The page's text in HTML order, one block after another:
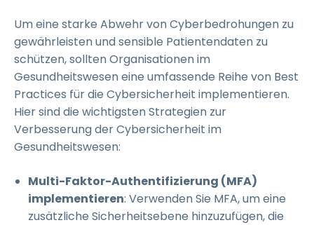
Um eine starke Abwehr von Cyberbedrohungen zu
gewährleisten und sensible Patientendaten zu
schützen, sollten Organisationen im
Gesundheitswesen eine umfassende Reihe von Best
Practices für die Cybersicherheit implementieren.
Hier sind die wichtigsten Strategien zur
Verbesserung der Cybersicherheit im
Gesundheitswesen:
Multi-Faktor-Authentifizierung (MFA)
implementieren: Verwenden Sie MFA, um eine
zusätzliche Sicherheitsebene hinzuzufügen, die